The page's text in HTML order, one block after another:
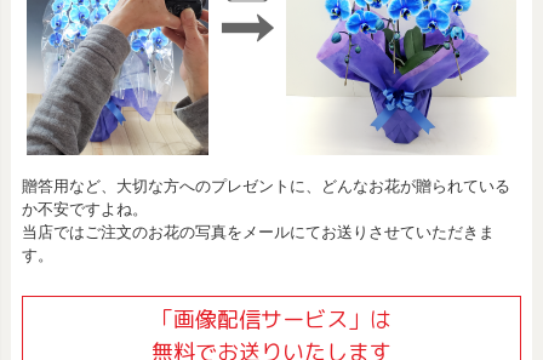
贈答用など、大切な方へのプレゼントに、どんなお花が贈られている
か不安ですよね。
当店ではご注文のお花の写真をメールにてお送りさせていただきま
す。
「画像配信サービス」は
無料でお送りいたします